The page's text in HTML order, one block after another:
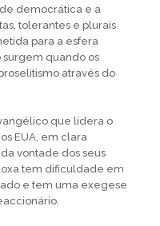
democrática e a
tolerantes e plurais
para a esfera
surgem quando os
através do
que lidera o
EUA, em clara
vontade dos seus
tem dificuldade em
e tem uma exegese